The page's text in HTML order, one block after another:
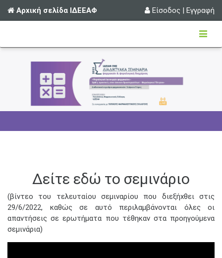
Αρχική σελίδα ΙΔΕΕΑΦ Είσοδος | Εγγραφή
Δείτε εδώ το σεμινάριο
(βίντεο του τελευταίου σεμιναρίου που διεξήχθει στις
29/6/2022, καθώς σε αυτό περιλαμβάνονται όλες οι
απαντήσεις σε ερωτήματα που τέθηκαν στα προηγούμενα
σεμινάρια)